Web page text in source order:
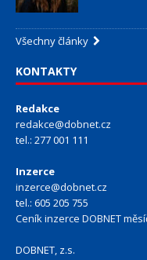
Všechny články
KONTAKTY
Redakce
redakce@dobnet.cz
tel.: 277 001 111
Inzerce
inzerce@dobnet.cz
tel.: 605 205 755
Ceník inzerce DOBNET
DOBNET, z.s.